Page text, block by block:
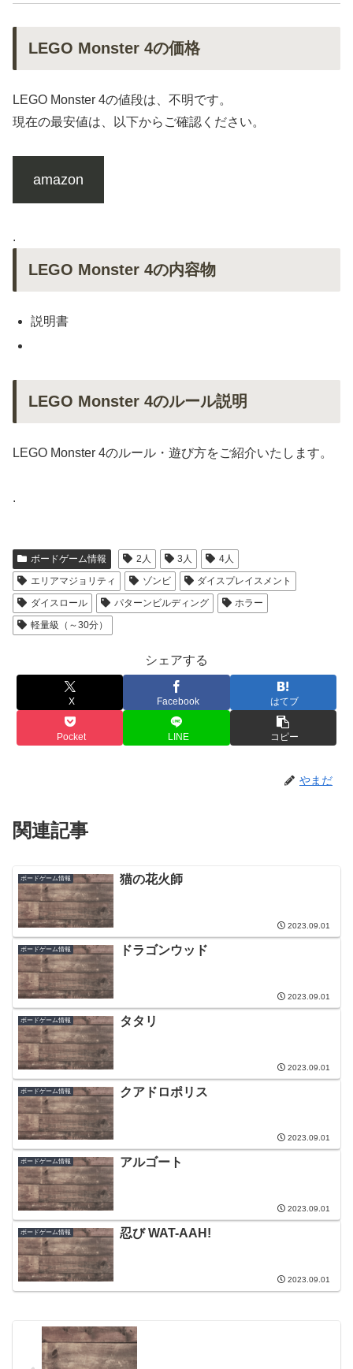
LEGO Monster 4の価格
LEGO Monster 4の値段は、不明です。
現在の最安値は、以下からご確認ください。
amazon
.
LEGO Monster 4の内容物
説明書
LEGO Monster 4のルール説明
LEGO Monster 4のルール・遊び方をご紹介いたします。
.
ボードゲーム情報 2人 3人
4人
エリアマジョリティ
ゾンビ
ダイスプレイスメント
ダイスロール
パターンビルディング
ホラー
軽量級（～30分）
シェアする
X Facebook はてブ
Pocket LINE コピー
やまだ
関連記事
ボードゲーム情報 猫の花火師
2023.09.01
ボードゲーム情報 ドラゴンウッド
2023.09.01
ボードゲーム情報 タタリ
2023.09.01
ボードゲーム情報 クアドロポリス
2023.09.01
ボードゲーム情報 アルゴート
2023.09.01
ボードゲーム情報 忍び WAT-AAH!
2023.09.01